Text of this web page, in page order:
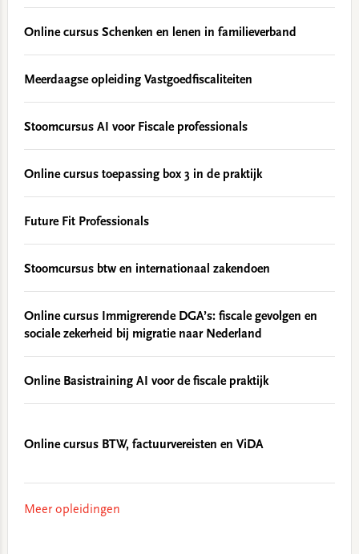
Online cursus Schenken en lenen in familieverband
Meerdaagse opleiding Vastgoedfiscaliteiten
Stoomcursus AI voor Fiscale professionals
Online cursus toepassing box 3 in de praktijk
Future Fit Professionals
Stoomcursus btw en internationaal zakendoen
Online cursus Immigrerende DGA’s: fiscale gevolgen en
sociale zekerheid bij migratie naar Nederland
Online Basistraining AI voor de fiscale praktijk
Online cursus BTW, factuurvereisten en ViDA
Meer opleidingen